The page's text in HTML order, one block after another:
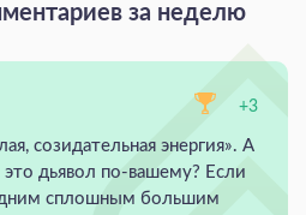
за неделю
+3
созидательная энергия». А
дьявол по-вашему? Если
сплошным большим